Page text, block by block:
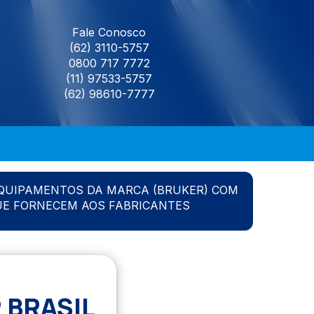
Fale Conosco
(62) 3110-5757
0800 717 7772
(11) 97533-5757
(62) 98610-7777
DA MARCA (BRUKER) COM
FORNECEM AOS FABRICANTES